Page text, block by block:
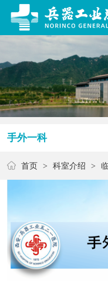
手外一科
首页 > 科室介绍 >